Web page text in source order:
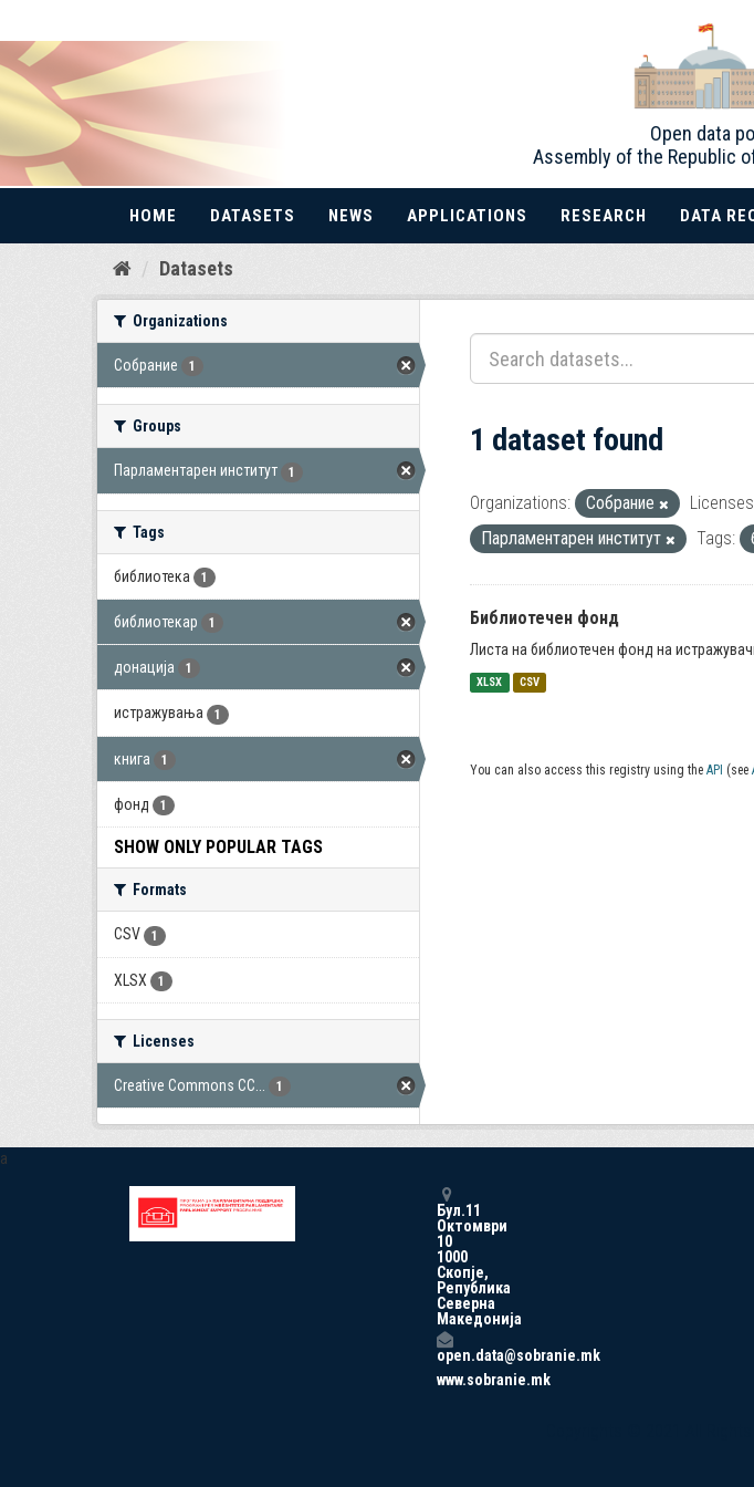
Skip
Open data
Assembly of the Republic
HOME DATASETS NEWS APPLICATIONS RESEARCH DATA
Datasets
Organizations
Собрание 1
Groups
Парламентарен институт 1
Tags
библиотека 1
библиотекар 1
донација 1
истражувања 1
книга 1
фонд 1
SHOW ONLY POPULAR TAGS
Formats
CSV 1
XLSX 1
Licenses
Creative Commons CC... 1
1 dataset found
Organizations: Собрание
Парламентарен институт
Tags:
Библиотечен фонд
Листа на библиотечен фонд на
XLSX CSV
You can also access this registry using the API (see
a
Бул.11
Октомври
10
1000
Скопје,
Република
Северна
Македонија
open.data@sobranie.mk
www.sobranie.mk